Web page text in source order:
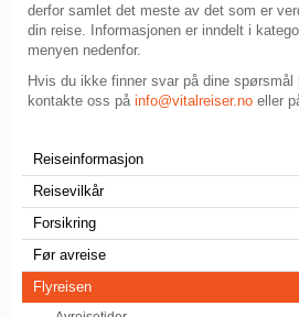
derfor samlet det meste av det som er
din reise. Informasjonen er inndelt i
menyen nedenfor.
Hvis du ikke finner svar på dine spørsmål
kontakte oss på info@vitalreiser.no eller
Reiseinformasjon
Reisevilkår
Forsikring
Før avreise
Flyreisen